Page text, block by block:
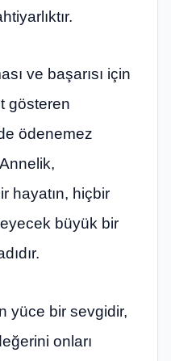
ve başarısı için
gösteren
ödenemez
hayatın, hiçbir
büyük bir
yüce bir sevgidir,
onları